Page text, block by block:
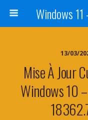
13/03/
Mise À Jour
Windows 10